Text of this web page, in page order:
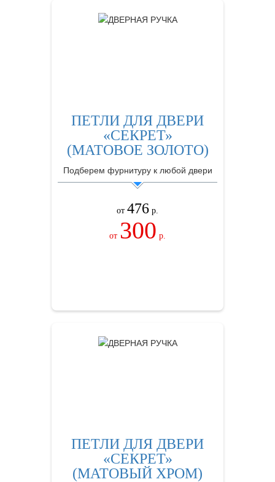
ПЕТЛИ ДЛЯ ДВЕРИ
«СЕКРЕТ»
(МАТОВОЕ ЗОЛОТО)
Подберем фурнитуру к любой двери
от 476 р.
от 300 р.
ПЕТЛИ ДЛЯ ДВЕРИ
«СЕКРЕТ»
(МАТОВЫЙ ХРОМ)